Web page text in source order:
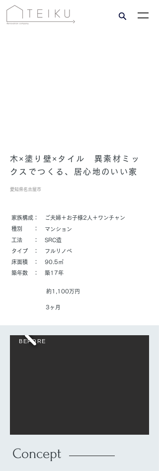
木×塗り壁×タイル 異素材ミッ
クスでつくる、居心地のいい家
愛知県名古屋市
家族構成：
​種別 ：
​工法 ：
​タイプ ：
​床面積 ：
​築年数 ：
ご夫婦＋お子様2人＋ワンチャン
マンション
​SRC造
フルリノベ
90.5㎡
築17年
約1,100万円
3ヶ月
​BEFORE
​Concept